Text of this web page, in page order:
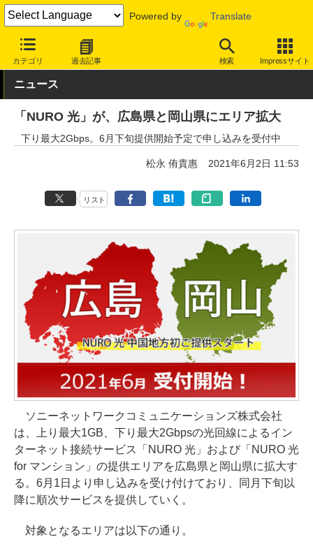
Powered by Translate
カテゴリ 過去記事 検索 Impressサイト
INTERNET Watch サービス/ソフト 固定回線
ニュース
「NURO 光」が、広島県と岡山県にエリア拡大
下り最大2Gbps。6月下旬提供開始予定で申し込みを受付中
松永 侑貴惠 2021年6月2日 11:53
リスト
ソニーネットワークコミュニケーションズ株式会社
は、上り最大1GB、下り最大2Gbpsの光回線によるイン
ターネット接続サービス「NURO 光」および「NURO 光
for マンション」の提供エリアを広島県と岡山県に拡大す
る。6月1日より申し込みを受け付けており、同月下旬以
降に順次サービスを提供していく。
対象となるエリアは以下の通り。